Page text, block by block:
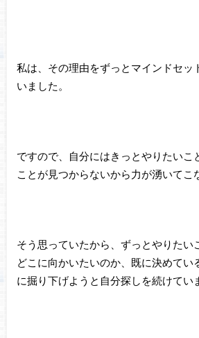
私は、その理由をずっとマインドセッ
いました。
ですので、自分にはきっとやりたいこ
ことが見つからないから力が湧いてこ
そう思っていたから、ずっとやりたい
どこに向かいたいのか、既に決めてい
に掘り下げようと自分探しを続けてい